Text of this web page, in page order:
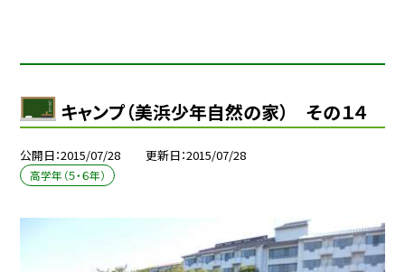
キャンプ（美浜少年自然の家） その１４
公開日 2015/07/28 更新日 2015/07/28
高学年（５・６年）